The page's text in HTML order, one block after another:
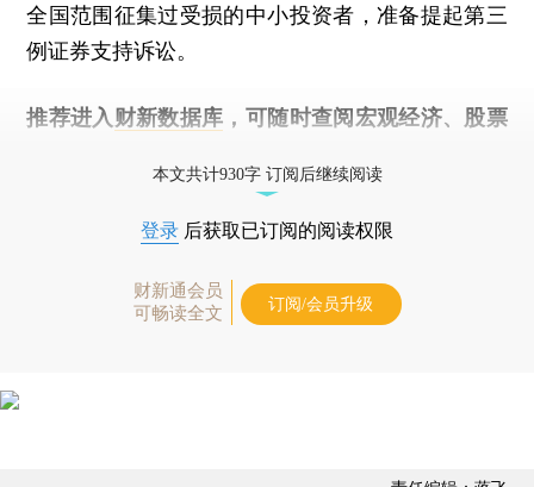
全国范围征集过受损的中小投资者，准备提起第三
例证券支持诉讼。
推荐进入 财新数据库 ，可随时查阅宏观经济、股票
本文共计930字 订阅后继续阅读
登录 后获取已订阅的阅读权限
财新通会员
可畅读全文
订阅/会员升级